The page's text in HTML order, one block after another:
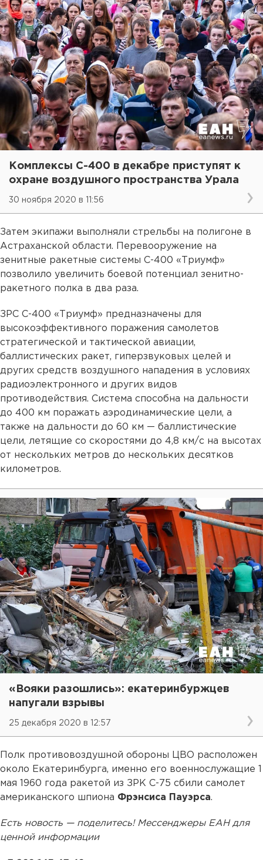
Комплексы С-400 в декабре приступят к
охране воздушного пространства Урала
30 ноября 2020 в 11:56
Затем экипажи выполняли стрельбы на полигоне в
Астраханской области. Перевооружение на
зенитные ракетные системы С-400 «Триумф»
позволило увеличить боевой потенциал зенитно-
ракетного полка в два раза.
ЗРС С-400 «Триумф» предназначены для
высокоэффективного поражения самолетов
стратегической и тактической авиации,
баллистических ракет, гиперзвуковых целей и
других средств воздушного нападения в условиях
радиоэлектронного и других видов
противодействия. Система способна на дальности
до 400 км поражать аэродинамические цели, а
также на дальности до 60 км — баллистические
цели, летящие со скоростями до 4,8 км/с на высотах
от нескольких метров до нескольких десятков
километров.
«Вояки разошлись»: екатеринбуржцев
напугали взрывы
25 декабря 2020 в 12:57
Полк противовоздушной обороны ЦВО расположен
около Екатеринбурга, именно его военнослужащие 1
мая 1960 года ракетой из ЗРК С-75 сбили самолет
американского шпиона Фрэнсиса Пауэрса.
Есть новость — поделитесь! Мессенджеры ЕАН для
ценной информации